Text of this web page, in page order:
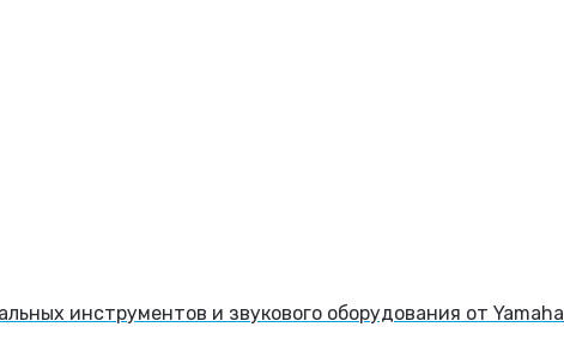
инструментов и звукового оборудования от Yamaha